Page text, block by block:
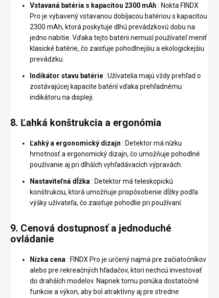
Vstavaná batéria s kapacitou 2300 mAh : Nokta FINDX
Pro je vybavený vstavanou dobíjacou batériou s kapacitou
2300 mAh, ktorá poskytuje dlhú prevádzkovú dobu na
jedno nabitie. Vďaka tejto batérii nemusí používateľ meniť
klasické batérie, čo zaisťuje pohodlnejšiu a ekologickejšiu
prevádzku.
Indikátor stavu batérie: Užívatelia majú vždy prehľad o
zostávajúcej kapacite batérií vďaka prehľadnému
indikátoru na displeji.
8. Ľahká konštrukcia a ergonómia
Ľahký a ergonomický dizajn : Detektor má nízku
hmotnosť a ergonomický dizajn, čo umožňuje pohodlné
používanie aj pri dlhších vyhľadávacích výpravách.
Nastaviteľná dĺžka: Detektor má teleskopickú
konštrukciu, ktorá umožňuje prispôsobenie dĺžky podľa
výšky užívateľa, čo zaisťuje pohodlie pri používaní.
9. Cenová dostupnosť a jednoduché
ovládanie
Nízka cena: FINDX Pro je určený najmä pre začiatočníkov
alebo pre rekreačných hľadačov, ktorí nechcú investovať
do drahších modelov. Napriek tomu ponúka dostatočné
funkcie a výkon, aby bol atraktívny aj pre stredne